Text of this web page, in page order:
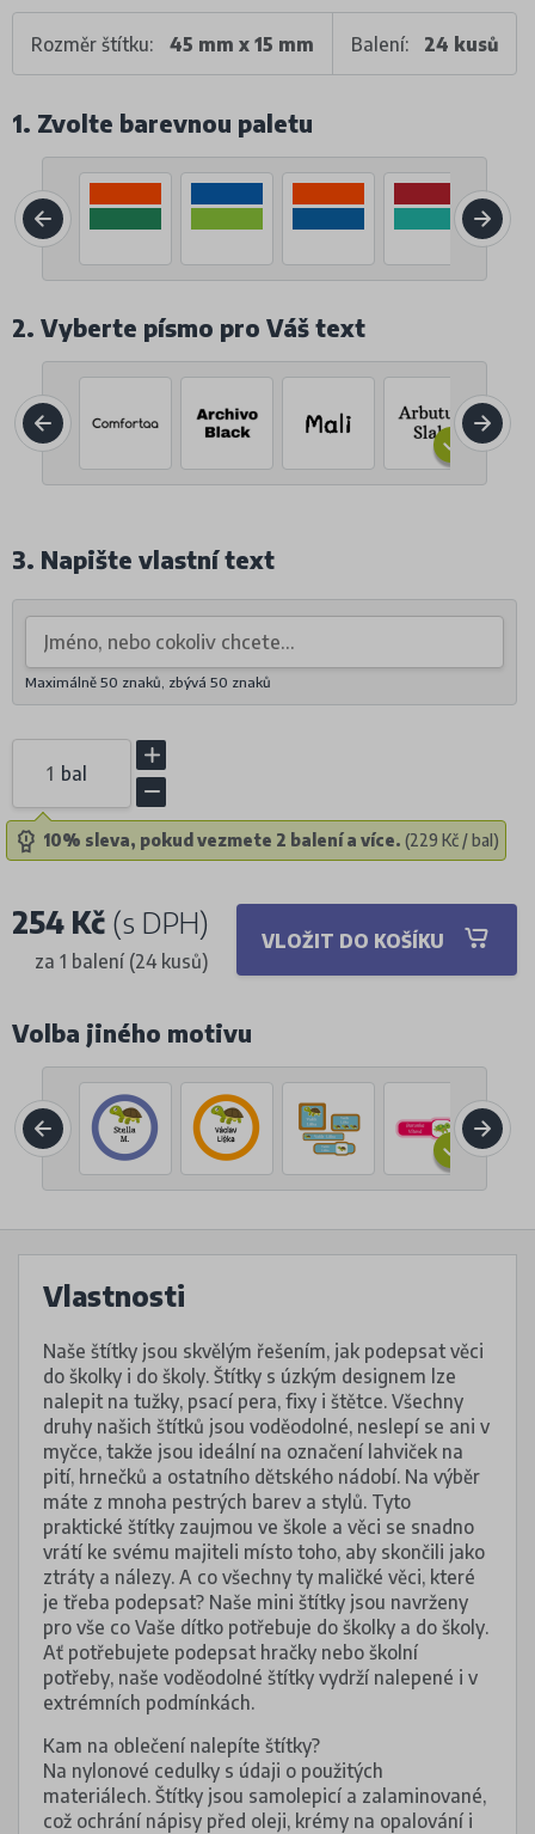
Rozměr štítku: 45 mm x 15 mm Balení: 24 kusů
1. Zvolte barevnou paletu
2. Vyberte písmo pro Váš text
3. Napište vlastní text
Maximálně 50 znaků, zbývá 50 znaků
bal
10% sleva, pokud vezmete 2 balení a více. (229 Kč / bal)
254 Kč (s DPH)
za 1 balení (24 kusů)
VLOŽIT DO KOŠÍKU
Volba jiného motivu
Vlastnosti
Naše štítky jsou skvělým řešením, jak podepsat věci
do školky i do školy. Štítky s úzkým designem lze
nalepit na tužky, psací pera, fixy i štětce. Všechny
druhy našich štítků jsou voděodolné, neslepí se ani v
myčce, takže jsou ideální na označení lahviček na
pití, hrnečků a ostatního dětského nádobí. Na výběr
máte z mnoha pestrých barev a stylů. Tyto
praktické štítky zaujmou ve škole a věci se snadno
vrátí ke svému majiteli místo toho, aby skončili jako
ztráty a nálezy. A co všechny ty maličké věci, které
je třeba podepsat? Naše mini štítky jsou navrženy
pro vše co Vaše dítko potřebuje do školky a do školy.
Ať potřebujete podepsat hračky nebo školní
potřeby, naše voděodolné štítky vydrží nalepené i v
extrémních podmínkách.
Kam na oblečení nalepíte štítky?
Na nylonové cedulky s údaji o použitých
materiálech. Štítky jsou samolepicí a zalaminované,
což ochrání nápisy před oleji, krémy na opalování i